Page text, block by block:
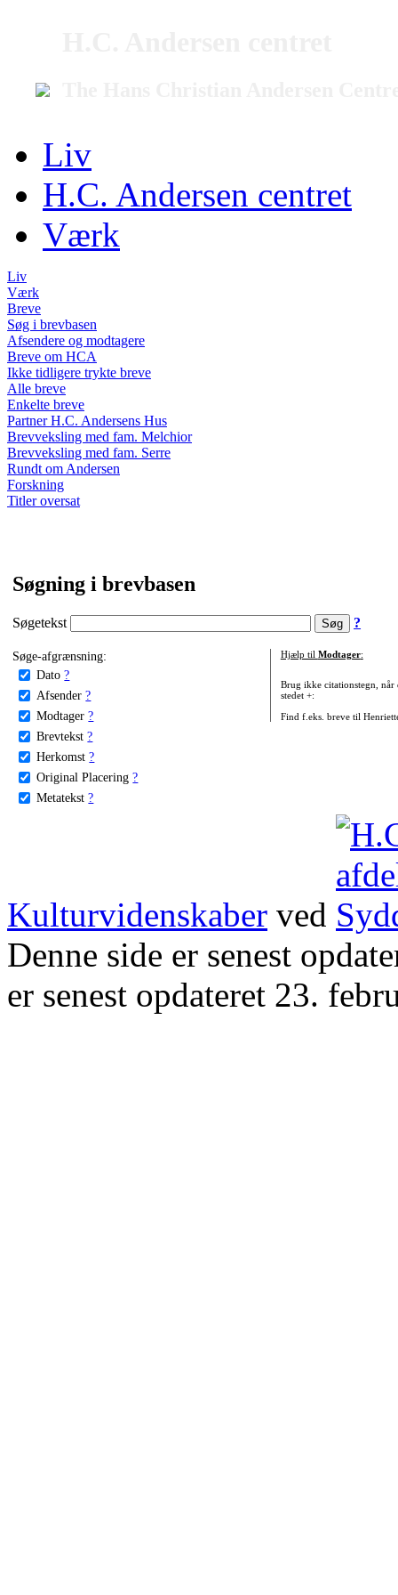
Liv
H.C. Andersen centret
Værk
Liv
Værk
Breve
Søg i brevbasen
Afsendere og modtagere
Breve om HCA
Ikke tidligere trykte breve
Alle breve
Enkelte breve
Partner H.C. Andersens Hus
Brevveksling med fam. Melchior
Brevveksling med fam. Serre
Rundt om Andersen
Forskning
Titler oversat
Søgning i brevbasen
Søgetekst ?
Søge-afgrænsning:
Dato ?
Afsender ?
Modtager ?
Brevtekst ?
Herkomst ?
Original Placering ?
Metatekst ?
Hjælp til Modtager:
Brug ikke citationstegn, når
stedet +:
Find f.eks. breve til
Kulturvidenskaber ved
Denne side er senest
er senest opdateret 23.